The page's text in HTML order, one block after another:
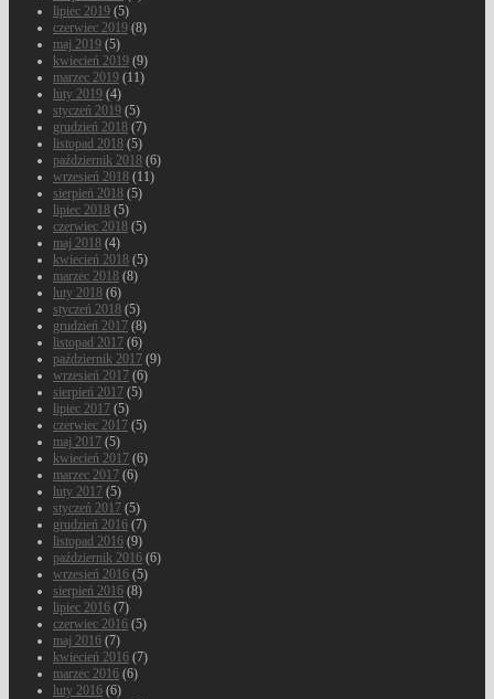
lipiec 2019 (5)
czerwiec 2019 (8)
maj 2019 (5)
kwiecień 2019 (9)
marzec 2019 (11)
luty 2019 (4)
styczeń 2019 (5)
grudzień 2018 (7)
listopad 2018 (5)
październik 2018 (6)
wrzesień 2018 (11)
sierpień 2018 (5)
lipiec 2018 (5)
czerwiec 2018 (5)
maj 2018 (4)
kwiecień 2018 (5)
marzec 2018 (8)
luty 2018 (6)
styczeń 2018 (5)
grudzień 2017 (8)
listopad 2017 (6)
październik 2017 (9)
wrzesień 2017 (6)
sierpień 2017 (5)
lipiec 2017 (5)
czerwiec 2017 (5)
maj 2017 (5)
kwiecień 2017 (6)
marzec 2017 (6)
luty 2017 (5)
styczeń 2017 (5)
grudzień 2016 (7)
listopad 2016 (9)
październik 2016 (6)
wrzesień 2016 (5)
sierpień 2016 (8)
lipiec 2016 (7)
czerwiec 2016 (5)
maj 2016 (7)
kwiecień 2016 (7)
marzec 2016 (6)
luty 2016 (6)